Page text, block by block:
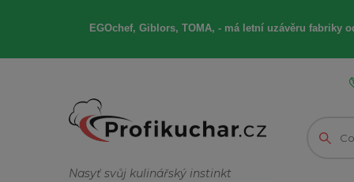
EGOchef, Giblors, TOMA, -má letní uzávěru fabriky
Nasyť svůj kulinářský instinkt